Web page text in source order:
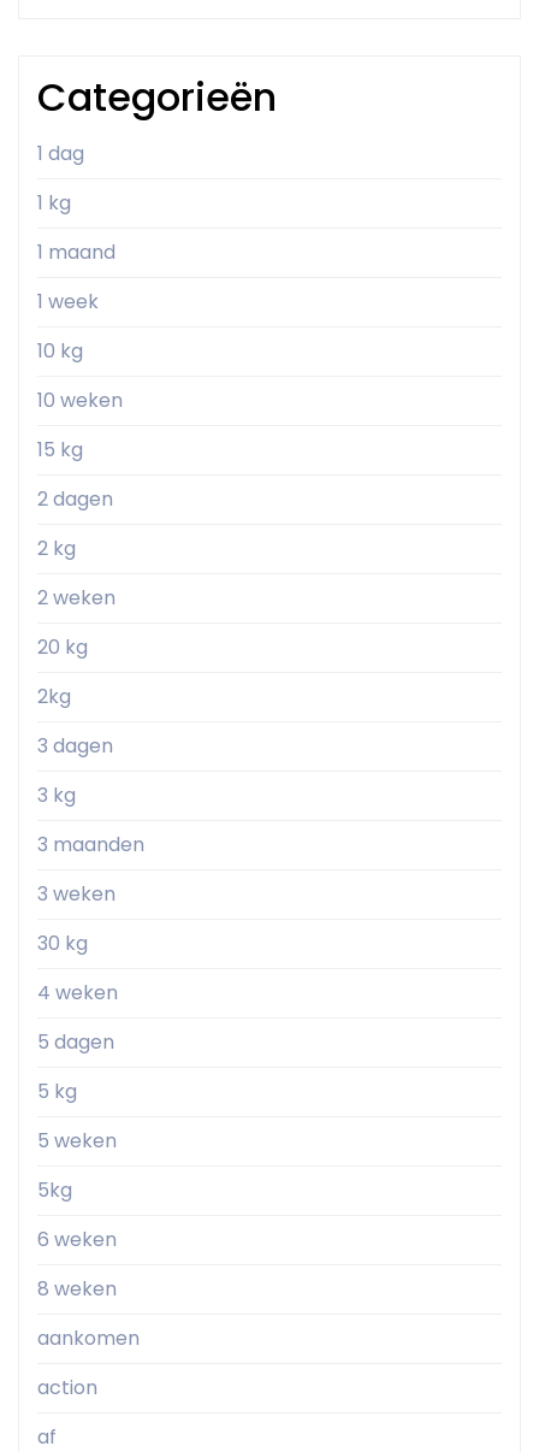
Categorieën
1 dag
1 kg
1 maand
1 week
10 kg
10 weken
15 kg
2 dagen
2 kg
2 weken
20 kg
2kg
3 dagen
3 kg
3 maanden
3 weken
30 kg
4 weken
5 dagen
5 kg
5 weken
5kg
6 weken
8 weken
aankomen
action
af